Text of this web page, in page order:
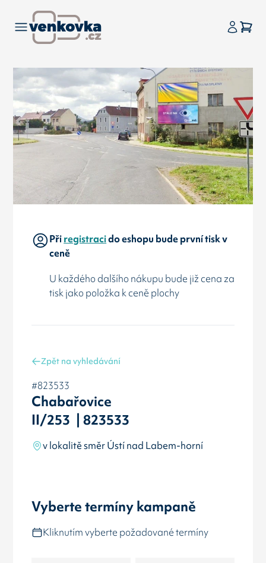
Přiregistracido eshopu bude první tisk v
ceně
U každého dalšího nákupu bude již cena za
tisk jako položka k ceně plochy
Zpět na vyhledávání
#823533
Chabařovice
II/253 | 823533
v lokalitě směr Ústí nad Labem-horní
Vyberte termíny kampaně
Kliknutím vyberte požadované termíny